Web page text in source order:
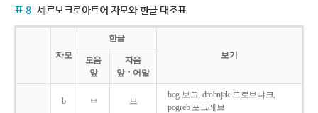
표 8 세르보크로아트어 자모와 한글 대조표
자모
한글
보기
모음
앞
자음
앞ㆍ어말
b ㅂ 브
bog 보그, drobnjak 드로브냐크,
pogreb 포그레브